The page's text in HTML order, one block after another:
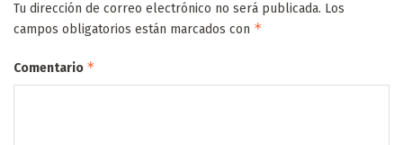
Tu dirección de correo electrónico no será publicada. Los
campos obligatorios están marcados con *
Comentario *